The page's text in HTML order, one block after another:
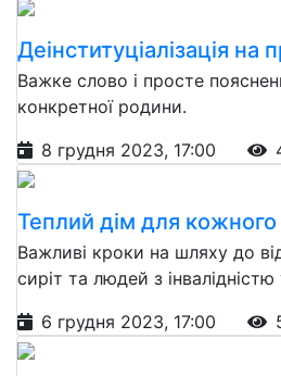
Деінституціалізація на
Важке слово і просте
конкретної родини.
8 грудня 2023, 17:00
Теплий дім для кожного
Важливі кроки на шляху до
сиріт та людей з
6 грудня 2023, 17:00